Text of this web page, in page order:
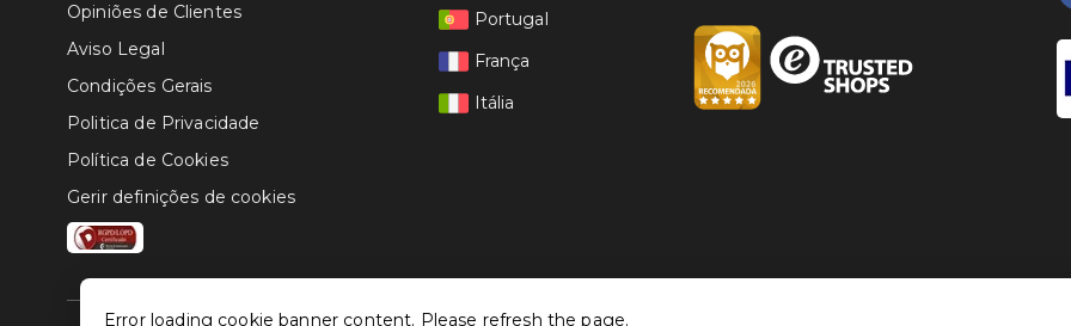
Opiniões de Clientes
Aviso Legal
Condições Gerais
Politica de Privacidade
Política de Cookies
Gerir definições de cookies
Portugal
França
Itália
Error loading cookie banner content. Please refresh the page.